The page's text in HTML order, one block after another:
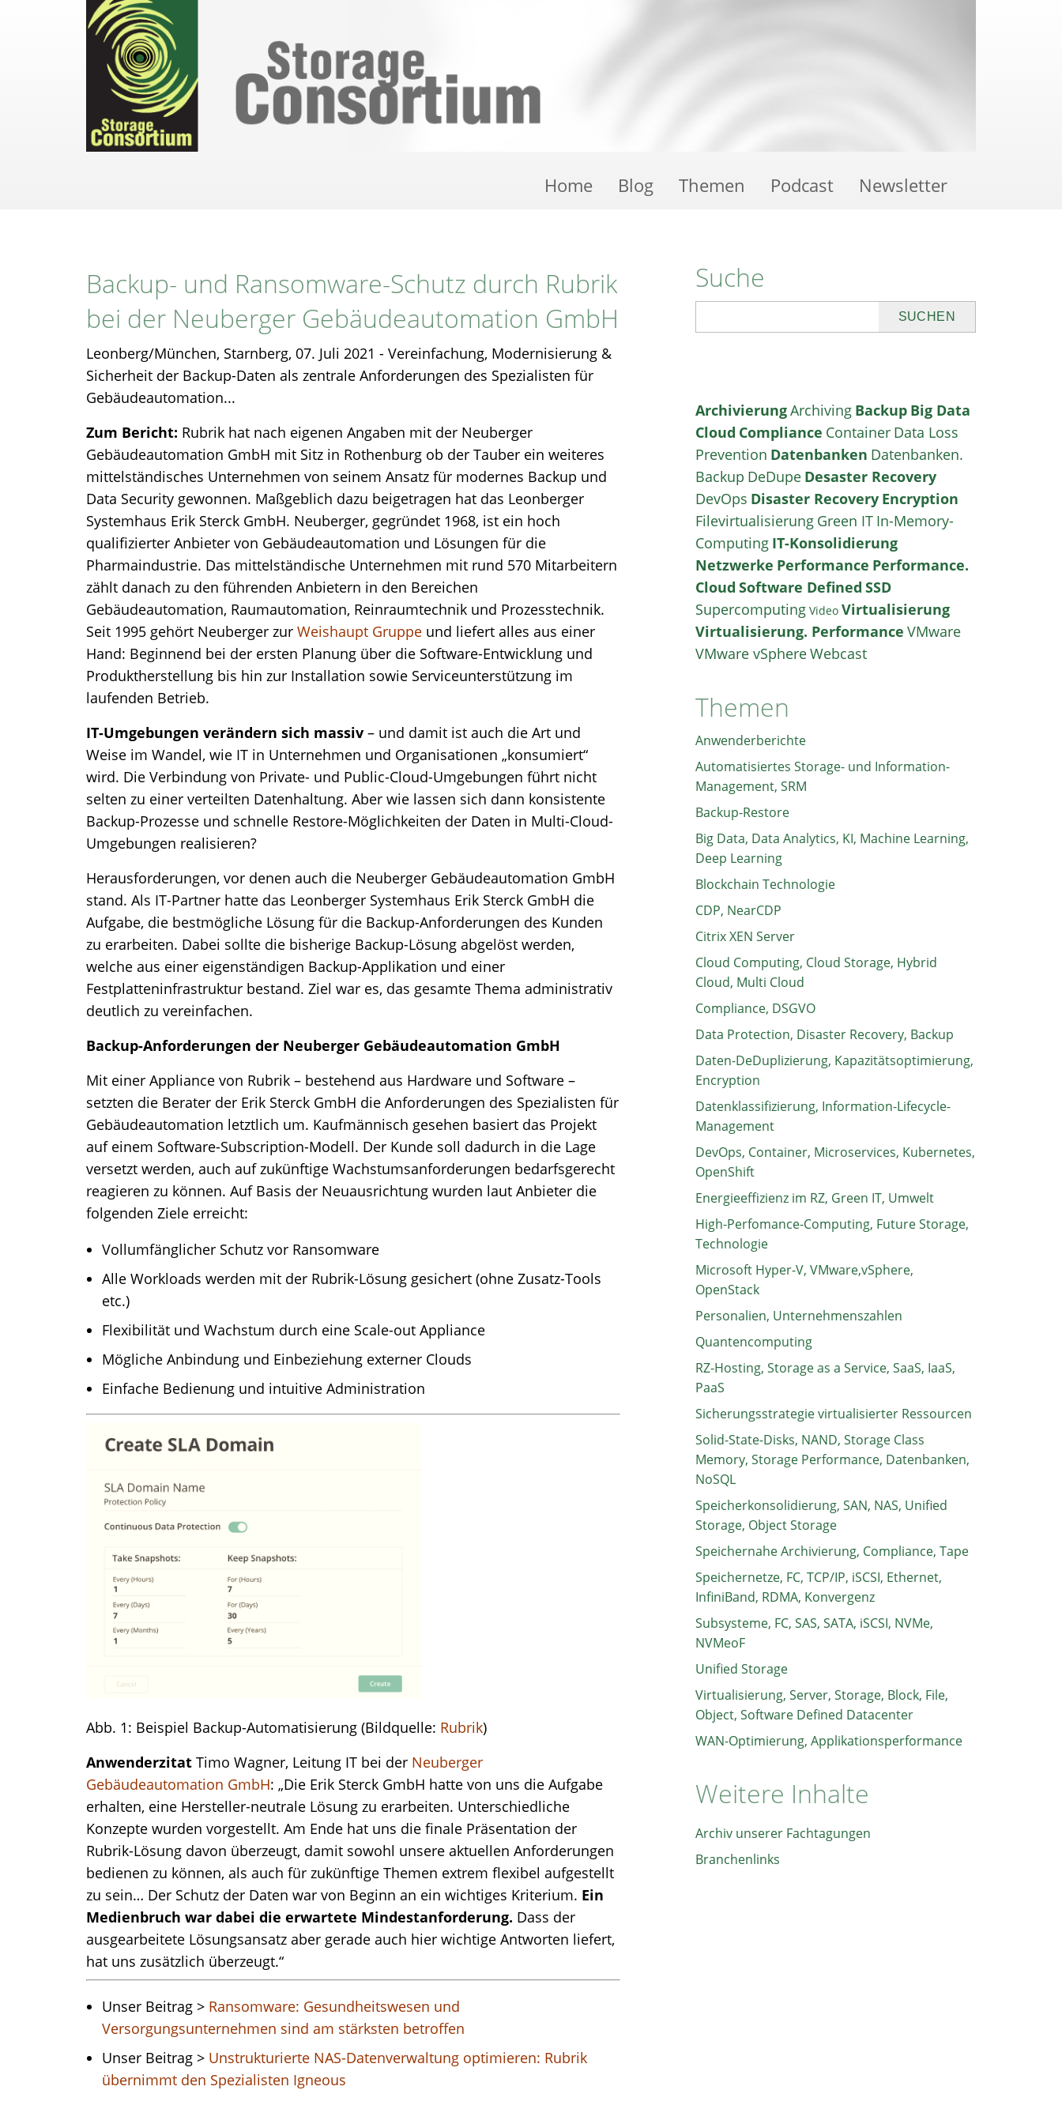
Home Blog Themen Podcast Newsletter
Backup- und Ransomware-Schutz durch Rubrik
bei der Neuberger Gebäudeautomation GmbH
Leonberg/München, Starnberg, 07. Juli 2021 - Vereinfachung, Modernisierung &
Sicherheit der Backup-Daten als zentrale Anforderungen des Spezialisten für
Gebäudeautomation...
Zum Bericht: Rubrik hat nach eigenen Angaben mit der Neuberger
Gebäudeautomation GmbH mit Sitz in Rothenburg ob der Tauber ein weiteres
mittelständisches Unternehmen von seinem Ansatz für modernes Backup und
Data Security gewonnen. Maßgeblich dazu beigetragen hat das Leonberger
Systemhaus Erik Sterck GmbH. Neuberger, gegründet 1968, ist ein hoch
qualifizierter Anbieter von Gebäudeautomation und Lösungen für die
Pharmaindustrie. Das mittelständische Unternehmen mit rund 570 Mitarbeitern
zählt danach zu den führenden Anbietern in den Bereichen
Gebäudeautomation, Raumautomation, Reinraumtechnik und Prozesstechnik.
Seit 1995 gehört Neuberger zur Weishaupt Gruppe und liefert alles aus einer
Hand: Beginnend bei der ersten Planung über die Software-Entwicklung und
Produktherstellung bis hin zur Installation sowie Serviceunterstützung im
laufenden Betrieb.
IT-Umgebungen verändern sich massiv – und damit ist auch die Art und
Weise im Wandel, wie IT in Unternehmen und Organisationen „konsumiert“
wird. Die Verbindung von Private- und Public-Cloud-Umgebungen führt nicht
selten zu einer verteilten Datenhaltung. Aber wie lassen sich dann konsistente
Backup-Prozesse und schnelle Restore-Möglichkeiten der Daten in Multi-Cloud-
Umgebungen realisieren?
Herausforderungen, vor denen auch die Neuberger Gebäudeautomation GmbH
stand. Als IT-Partner hatte das Leonberger Systemhaus Erik Sterck GmbH die
Aufgabe, die bestmögliche Lösung für die Backup-Anforderungen des Kunden
zu erarbeiten. Dabei sollte die bisherige Backup-Lösung abgelöst werden,
welche aus einer eigenständigen Backup-Applikation und einer
Festplatteninfrastruktur bestand. Ziel war es, das gesamte Thema administrativ
deutlich zu vereinfachen.
Backup-Anforderungen der Neuberger Gebäudeautomation GmbH
Mit einer Appliance von Rubrik – bestehend aus Hardware und Software –
setzten die Berater der Erik Sterck GmbH die Anforderungen des Spezialisten für
Gebäudeautomation letztlich um. Kaufmännisch gesehen basiert das Projekt
auf einem Software-Subscription-Modell. Der Kunde soll dadurch in die Lage
versetzt werden, auch auf zukünftige Wachstumsanforderungen bedarfsgerecht
reagieren zu können. Auf Basis der Neuausrichtung wurden laut Anbieter die
folgenden Ziele erreicht:
Vollumfänglicher Schutz vor Ransomware
Alle Workloads werden mit der Rubrik-Lösung gesichert (ohne Zusatz-Tools
etc.)
Flexibilität und Wachstum durch eine Scale-out Appliance
Mögliche Anbindung und Einbeziehung externer Clouds
Einfache Bedienung und intuitive Administration
Abb. 1: Beispiel Backup-Automatisierung (Bildquelle: Rubrik)
Anwenderzitat Timo Wagner, Leitung IT bei der Neuberger
Gebäudeautomation GmbH: „Die Erik Sterck GmbH hatte von uns die Aufgabe
erhalten, eine Hersteller-neutrale Lösung zu erarbeiten. Unterschiedliche
Konzepte wurden vorgestellt. Am Ende hat uns die finale Präsentation der
Rubrik-Lösung davon überzeugt, damit sowohl unsere aktuellen Anforderungen
bedienen zu können, als auch für zukünftige Themen extrem flexibel aufgestellt
zu sein… Der Schutz der Daten war von Beginn an ein wichtiges Kriterium. Ein
Medienbruch war dabei die erwartete Mindestanforderung. Dass der
ausgearbeitete Lösungsansatz aber gerade auch hier wichtige Antworten liefert,
hat uns zusätzlich überzeugt.“
Unser Beitrag > Ransomware: Gesundheitswesen und
Versorgungsunternehmen sind am stärksten betroffen
Unser Beitrag > Unstrukturierte NAS-Datenverwaltung optimieren: Rubrik
übernimmt den Spezialisten Igneous
Suche
ArchivierungArchiving Backup Big Data
Cloud Compliance Container Data Loss
Prevention Datenbanken Datenbanken.
Backup DeDupe Desaster Recovery
DevOps Disaster Recovery Encryption
Filevirtualisierung Green IT In-Memory-
Computing IT-Konsolidierung
Netzwerke Performance Performance.
Cloud Software Defined SSD
Supercomputing Video Virtualisierung
Virtualisierung. Performance VMware
VMware vSphereWebcast
Themen
Anwenderberichte
Automatisiertes Storage- und Information-
Management, SRM
Backup-Restore
Big Data, Data Analytics, KI, Machine Learning,
Deep Learning
Blockchain Technologie
CDP, NearCDP
Citrix XEN Server
Cloud Computing, Cloud Storage, Hybrid
Cloud, Multi Cloud
Compliance, DSGVO
Data Protection, Disaster Recovery, Backup
Daten-DeDuplizierung, Kapazitätsoptimierung,
Encryption
Datenklassifizierung, Information-Lifecycle-
Management
DevOps, Container, Microservices, Kubernetes,
OpenShift
Energieeffizienz im RZ, Green IT, Umwelt
High-Perfomance-Computing, Future Storage,
Technologie
Microsoft Hyper-V, VMware,vSphere,
OpenStack
Personalien, Unternehmenszahlen
Quantencomputing
RZ-Hosting, Storage as a Service, SaaS, IaaS,
PaaS
Sicherungsstrategie virtualisierter Ressourcen
Solid-State-Disks, NAND, Storage Class
Memory, Storage Performance, Datenbanken,
NoSQL
Speicherkonsolidierung, SAN, NAS, Unified
Storage, Object Storage
Speichernahe Archivierung, Compliance, Tape
Speichernetze, FC, TCP/IP, iSCSI, Ethernet,
InfiniBand, RDMA, Konvergenz
Subsysteme, FC, SAS, SATA, iSCSI, NVMe,
NVMeoF
Unified Storage
Virtualisierung, Server, Storage, Block, File,
Object, Software Defined Datacenter
WAN-Optimierung, Applikationsperformance
Weitere Inhalte
Archiv unserer Fachtagungen
Branchenlinks